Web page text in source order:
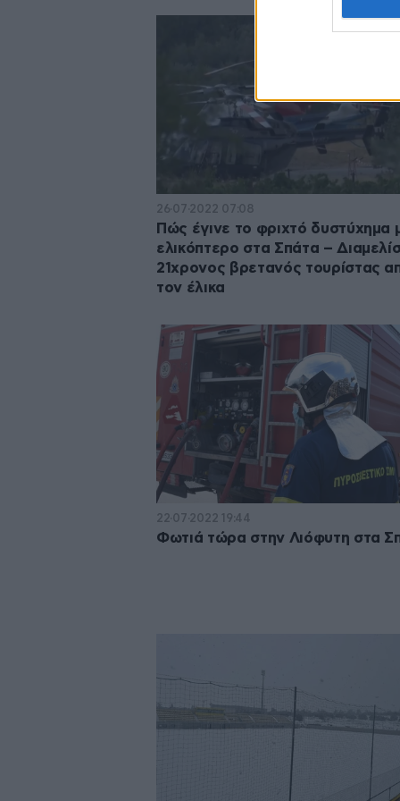
26·07·2022 07:08
Πώς έγινε το φριχτό δυστύχημα
ελικόπτερο στα Σπάτα –
21χρονος βρετανός τουρίστας
τον έλικα
22·07·2022 19:44
Φωτιά τώρα στην Λιόφυτη στα